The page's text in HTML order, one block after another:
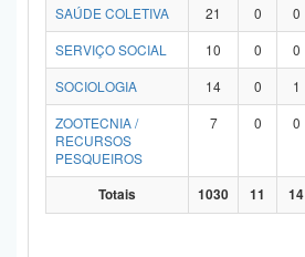
SAÚDE COLETIVA
21 0 0
SERVIÇO SOCIAL
10 0 0
SOCIOLOGIA
14 0 1
ZOOTECNIA /
RECURSOS
PESQUEIROS
7 0 0
Totais 1030 11 14